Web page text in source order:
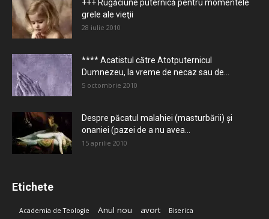
+++ Rugăciune puternică pentru momentele
grele ale vieţii
28 iulie 2010
**** Acatistul către Atotputernicul
Dumnezeu, la vreme de necaz sau de...
5 octombrie 2010
Despre păcatul malahiei (masturbării) şi
onaniei (pazei de a nu avea...
15 aprilie 2010
Etichete
Academia de Teologie Anul nou avort Biserica